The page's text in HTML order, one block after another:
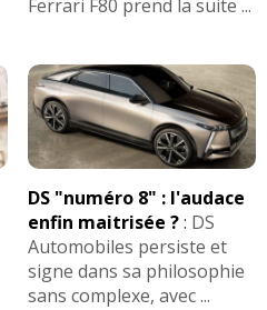
Ferrari F80 prend la suite ...
DS "numéro 8" : l'audace
enfin maitrisée ?: DS
Automobiles persiste et
signe dans sa philosophie
sans complexe, avec ...